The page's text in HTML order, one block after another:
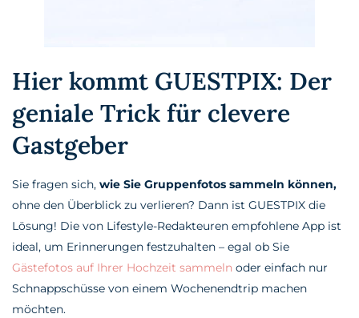
Hier kommt GUESTPIX: Der
geniale Trick für clevere
Gastgeber
Sie fragen sich, wie Sie Gruppenfotos sammeln können,
ohne den Überblick zu verlieren? Dann ist GUESTPIX die
Lösung! Die von Lifestyle-Redakteuren empfohlene App ist
ideal, um Erinnerungen festzuhalten – egal ob Sie
Gästefotos auf Ihrer Hochzeit sammeln oder einfach nur
Schnappschüsse von einem Wochenendtrip machen
möchten.